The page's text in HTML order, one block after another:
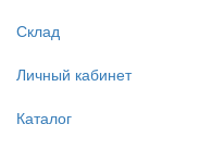
Склад
Личный кабинет
Каталог